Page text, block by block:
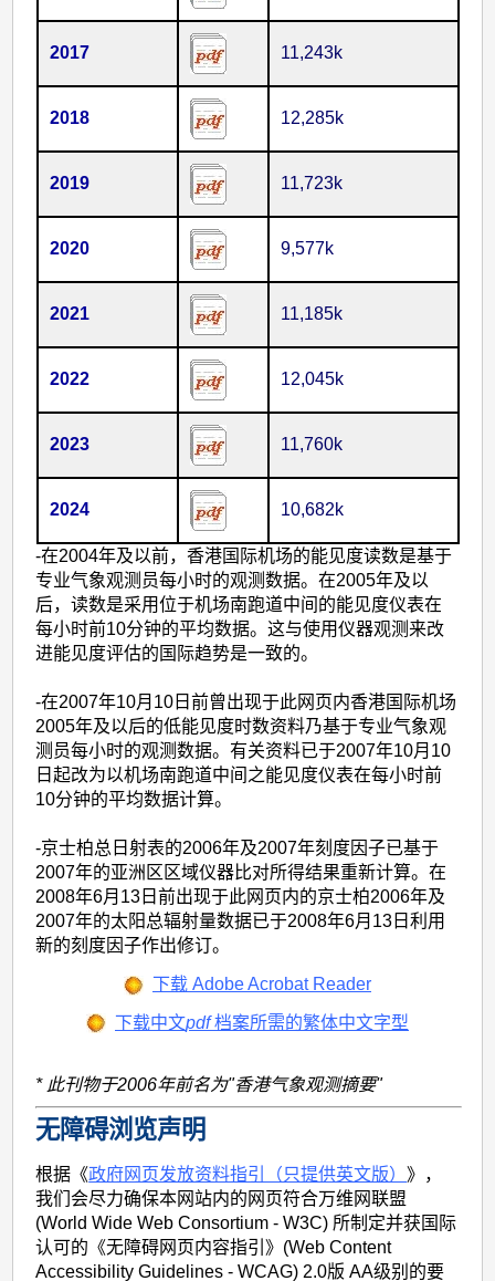
2017 11,243k
2018 12,285k
2019 11,723k
2020 9,577k
2021 11,185k
2022 12,045k
2023 11,760k
2024 10,682k
-在2004年及以前，香港国际机场的能见度读数是基于
专业气象观测员每小时的观测数据。在2005年及以
后，读数是采用位于机场南跑道中间的能见度仪表在
每小时前10分钟的平均数据。这与使用仪器观测来改
进能见度评估的国际趋势是一致的。
-在2007年10月10日前曾出现于此网页内香港国际机场
2005年及以后的低能见度时数资料乃基于专业气象观
测员每小时的观测数据。有关资料已于2007年10月10
日起改为以机场南跑道中间之能见度仪表在每小时前
10分钟的平均数据计算。
-京士柏总日射表的2006年及2007年刻度因子已基于
2007年的亚洲区区域仪器比对所得结果重新计算。在
2008年6月13日前出现于此网页内的京士柏2006年及
2007年的太阳总辐射量数据已于2008年6月13日利用
新的刻度因子作出修订。
下载 Adobe Acrobat Reader
下载中文pdf档案所需的繁体中文字型
* 此刊物于2006年前名为"香港气象观测摘要"
无障碍浏览声明
根据《政府网页发放资料指引（只提供英文版） 》，
我们会尽力确保本网站内的网页符合万维网联盟
(World Wide Web Consortium - W3C) 所制定并获国际
认可的《无障碍网页内容指引》(Web Content
Accessibility Guidelines - WCAG) 2.0版 AA级别的要